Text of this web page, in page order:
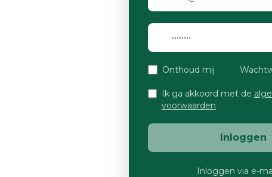
Onthoud mij
Ik ga akkoord met de
voorwaarden
Inloggen
Inloggen via e-